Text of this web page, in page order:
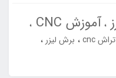
آموزش CNC
تراش cnc
برش لیزر